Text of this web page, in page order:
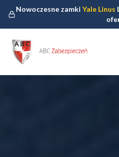
Nowoczesne zamkiYale Linus